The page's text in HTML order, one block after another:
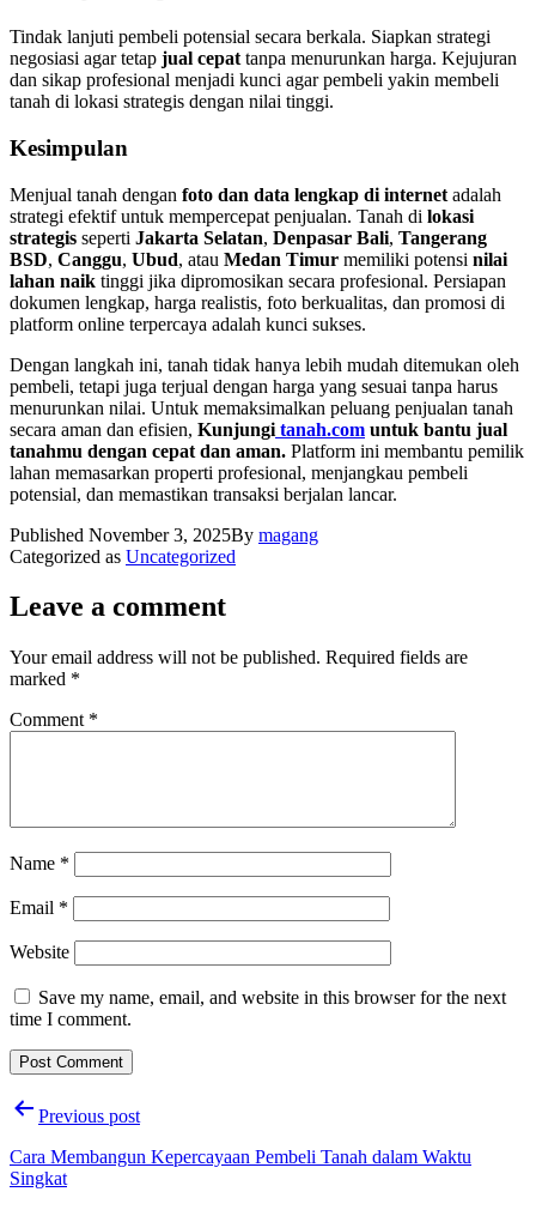
Tindak lanjuti pembeli potensial secara berkala. Siapkan strategi
negosiasi agar tetap jual cepat tanpa menurunkan harga. Kejujuran
dan sikap profesional menjadi kunci agar pembeli yakin membeli
tanah di lokasi strategis dengan nilai tinggi.
Kesimpulan
Menjual tanah dengan foto dan data lengkap di internet adalah
strategi efektif untuk mempercepat penjualan. Tanah di lokasi
strategis seperti Jakarta Selatan, Denpasar Bali, Tangerang
BSD, Canggu, Ubud, atau Medan Timur memiliki potensi nilai
lahan naik tinggi jika dipromosikan secara profesional. Persiapan
dokumen lengkap, harga realistis, foto berkualitas, dan promosi di
platform online terpercaya adalah kunci sukses.
Dengan langkah ini, tanah tidak hanya lebih mudah ditemukan oleh
pembeli, tetapi juga terjual dengan harga yang sesuai tanpa harus
menurunkan nilai. Untuk memaksimalkan peluang penjualan tanah
secara aman dan efisien, Kunjungi tanah.com untuk bantu jual
tanahmu dengan cepat dan aman. Platform ini membantu pemilik
lahan memasarkan properti profesional, menjangkau pembeli
potensial, dan memastikan transaksi berjalan lancar.
Published November 3, 2025By magang
Categorized as Uncategorized
Leave a comment
Your email address will not be published. Required fields are
marked *
Comment *
Name *
Email *
Website
Save my name, email, and website in this browser for the next
time I comment.
PostPrevious post
Cara Membangun Kepercayaan Pembeli Tanah dalam Waktu
Singkat